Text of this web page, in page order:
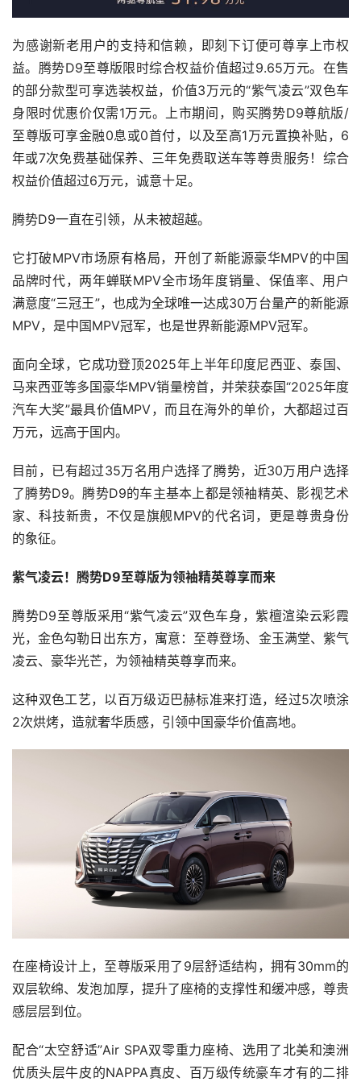
为感谢新老用户的支持和信赖，即刻下订便可尊享上市权
益。腾势D9至尊版限时综合权益价值超过9.65万元。在售
的部分款型可享选装权益，价值3万元的“紫气凌云”双色车
身限时优惠价仅需1万元。上市期间，购买腾势D9尊航版/
至尊版可享金融0息或0首付，以及至高1万元置换补贴，6
年或7次免费基础保养、三年免费取送车等尊贵服务！综合
权益价值超过6万元，诚意十足。
腾势D9一直在引领，从未被超越。
它打破MPV市场原有格局，开创了新能源豪华MPV的中国
品牌时代，两年蝉联MPV全市场年度销量、保值率、用户
满意度“三冠王”，也成为全球唯一达成30万台量产的新能源
MPV，是中国MPV冠军，也是世界新能源MPV冠军。
面向全球，它成功登顶2025年上半年印度尼西亚、泰国、
马来西亚等多国豪华MPV销量榜首，并荣获泰国“2025年度
汽车大奖”最具价值MPV，而且在海外的单价，大都超过百
万元，远高于国内。
目前，已有超过35万名用户选择了腾势，近30万用户选择
了腾势D9。腾势D9的车主基本上都是领袖精英、影视艺术
家、科技新贵，不仅是旗舰MPV的代名词，更是尊贵身份
的象征。
紫气凌云！腾势D9至尊版为领袖精英尊享而来
腾势D9至尊版采用“紫气凌云”双色车身，紫檀渲染云彩霞
光，金色勾勒日出东方，寓意：至尊登场、金玉满堂、紫气
凌云、豪华光芒，为领袖精英尊享而来。
这种双色工艺，以百万级迈巴赫标准来打造，经过5次喷涂
2次烘烤，造就奢华质感，引领中国豪华价值高地。
在座椅设计上，至尊版采用了9层舒适结构，拥有30mm的
双层软绵、发泡加厚，提升了座椅的支撑性和缓冲感，尊贵
感层层到位。
配合“太空舒适”Air SPA双零重力座椅、选用了北美和澳洲
优质头层牛皮的NAPPA真皮、百万级传统豪车才有的二排